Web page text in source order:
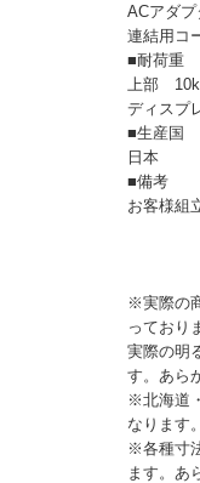
ACアダプ
連結用コ
■耐荷重
上部
ディスプ
■生産国
日本
■備考
お客様組
※実際の
っており
実際の明
す。あら
※北海道
なります
※各種寸
ます。あ